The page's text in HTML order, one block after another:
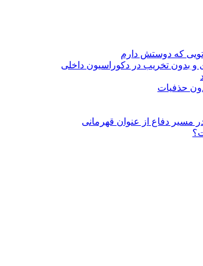
تویی که دوستش دارم
و بدون تخریب در دکوراسیون داخلی
مسیر دفاع از عنوان قهرمانی